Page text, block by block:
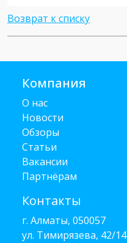
Возврат к списку
Компания
О нас
Новости
Обзоры
Статьи
Вакансии
Партнёрам
Контакты
г. Алматы, 050057
ул. Тимирязева, 42/14